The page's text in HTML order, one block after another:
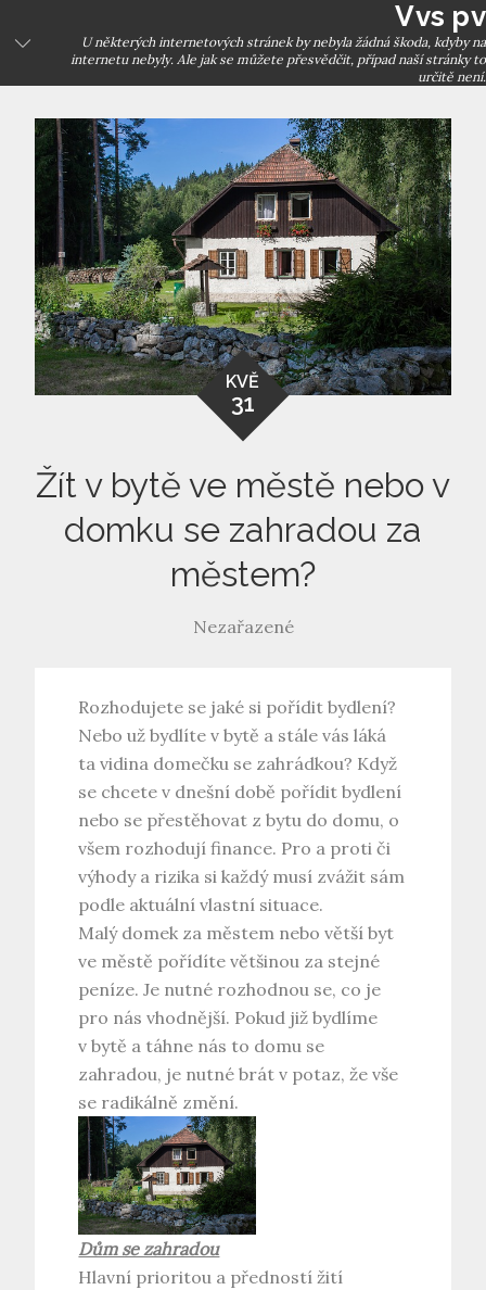
to
Vvs pv
U některých internetových stránek by nebyla žádná škoda, kdyby na
internetu nebyly. Ale jak se můžete přesvědčit, případ naší stránky to
určitě není.
KVĚ
31
Žít v bytě ve městě nebo v
domku se zahradou za
městem?
Nezařazené
Rozhodujete se jaké si pořídit bydlení?
Nebo už bydlíte v bytě a stále vás láká
ta vidina domečku se zahrádkou? Když
se chcete v dnešní době pořídit bydlení
nebo se přestěhovat z bytu do domu, o
všem rozhodují finance. Pro a proti či
výhody a rizika si každý musí zvážit sám
podle aktuální vlastní situace.
Malý domek za městem nebo větší byt
ve městě pořídíte většinou za stejné
peníze. Je nutné rozhodnou se, co je
pro nás vhodnější. Pokud již bydlíme
v bytě a táhne nás to domu se
zahradou, je nutné brát v potaz, že vše
se radikálně změní.
Dům se zahradou
Hlavní prioritou a předností žití